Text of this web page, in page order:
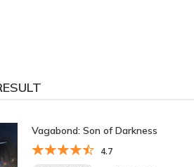
Vagabond: Son of Darkness
4.7